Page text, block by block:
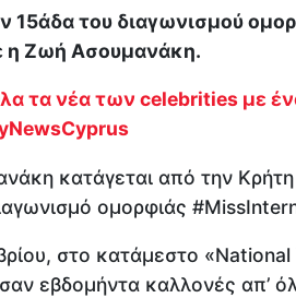
15άδα του διαγωνισμού
η Ζωή Ασουμανάκη.
τα νέα των celebrities με
κατάγεται από την
ομορφιάς
στο κατάμεστο
εβδομήντα καλλονές απ’